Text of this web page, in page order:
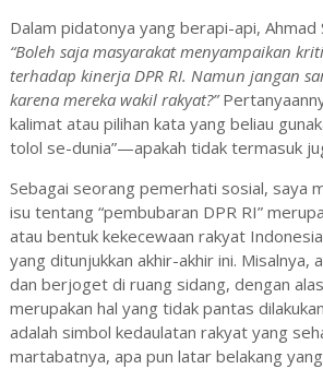
Dalam pidatonya yang berapi-api, Ahmad
“Boleh saja masyarakat menyampaikan
terhadap kinerja DPR RI. Namun jangan
karena mereka wakil rakyat?”
kalimat atau pilihan kata yang beliau
tolol se-dunia”—apakah tidak termasuk
Sebagai seorang pemerhati sosial, saya
isu tentang “pembubaran DPR RI”
atau bentuk kekecewaan rakyat
yang ditunjukkan akhir-akhir ini. Misalnya,
dan berjoget di ruang sidang, dengan
merupakan hal yang tidak pantas
adalah simbol kedaulatan rakyat yang
martabatnya, apa pun latar belakang